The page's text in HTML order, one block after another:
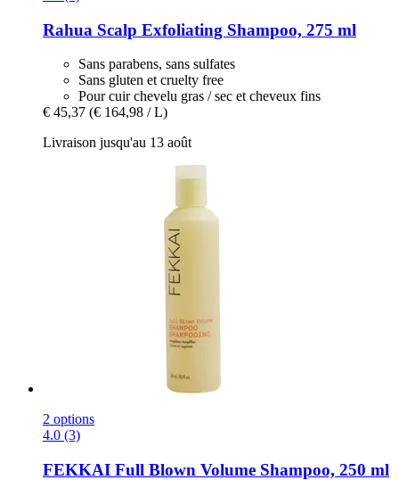
Rahua Scalp Exfoliating Shampoo, 275 ml
Sans parabens, sans sulfates
Sans gluten et cruelty free
Pour cuir chevelu gras / sec et cheveux fins
€ 45,37 (€ 164,98 / L)
Livraison jusqu'au 13 août
2 options
4.0 (3)
FEKKAI Full Blown Volume Shampoo, 250 ml